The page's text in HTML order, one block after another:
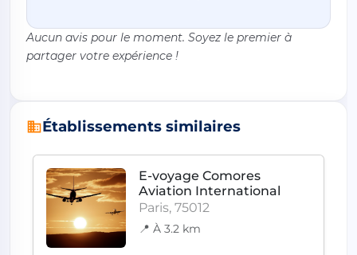
Aucun avis pour le moment. Soyez le premier à
partager votre expérience !
Établissements similaires
E-voyage Comores
Aviation International
Paris, 75012
📍 À 3.2 km